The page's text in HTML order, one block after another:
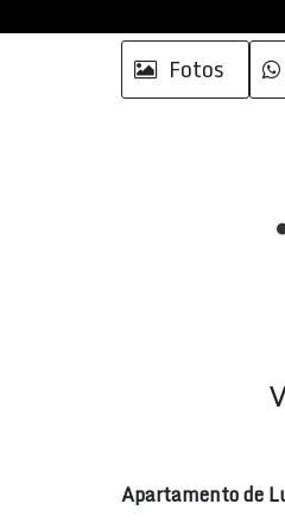
Fotos
Apartamento de